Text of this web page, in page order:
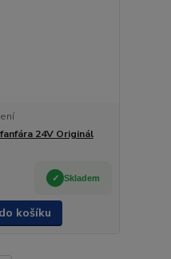
24V Originál
Skladem
košíku